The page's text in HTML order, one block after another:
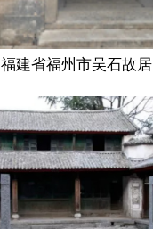
福建省福州市吴石故居